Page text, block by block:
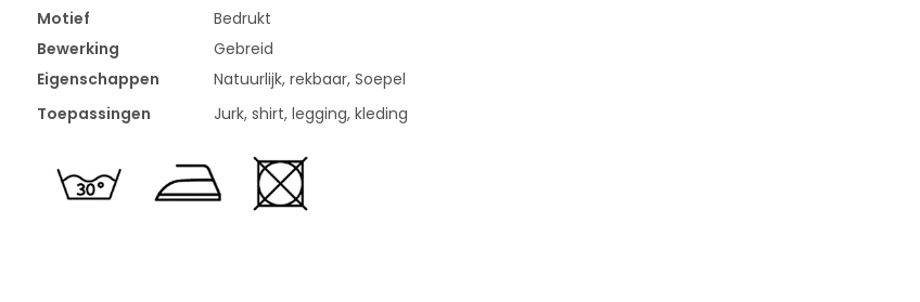
Motief
Bedrukt
Bewerking
Gebreid
Eigenschappen
Natuurlijk, rekbaar, Soepel
Toepassingen
Jurk, shirt, legging, kleding